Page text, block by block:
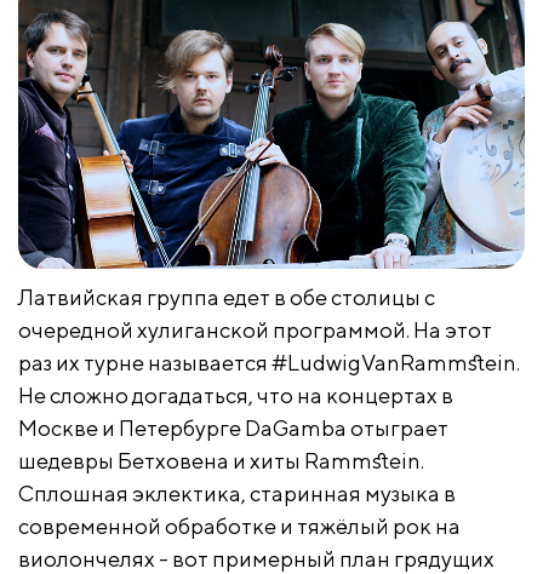
Латвийская группа едет в обе столицы с
очередной хулиганской программой. На этот
раз их турне называется #LudwigVanRammstein.
Не сложно догадаться, что на концертах в
Москве и Петербурге DaGamba отыграет
шедевры Бетховена и хиты Rammstein.
Сплошная эклектика, старинная музыка в
современной обработке и тяжёлый рок на
виолончелях - вот примерный план грядущих